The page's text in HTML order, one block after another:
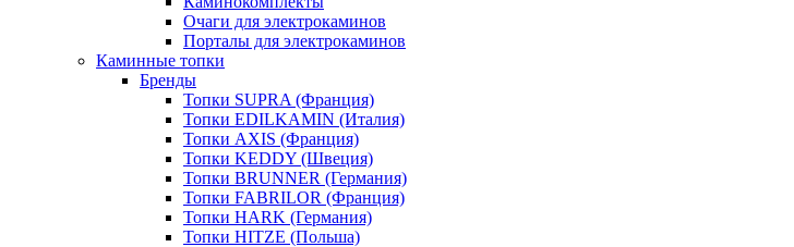
Очаги для электрокаминов
Порталы для электрокаминов
Каминные топки
Бренды
Топки SUPRA (Франция)
Топки EDILKAMIN (Италия)
Топки AXIS (Франция)
Топки KEDDY (Швеция)
Топки BRUNNER (Германия)
Топки FABRILOR (Франция)
Топки HARK (Германия)
Топки HITZE (Польша)